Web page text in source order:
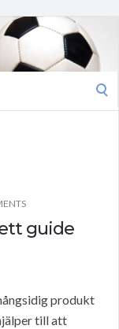
guide
produkt
till att